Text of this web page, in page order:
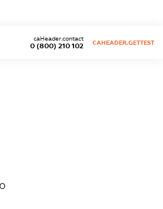
0 (800) 210 102
caHeader.contact
CAHEADER.GETTEST